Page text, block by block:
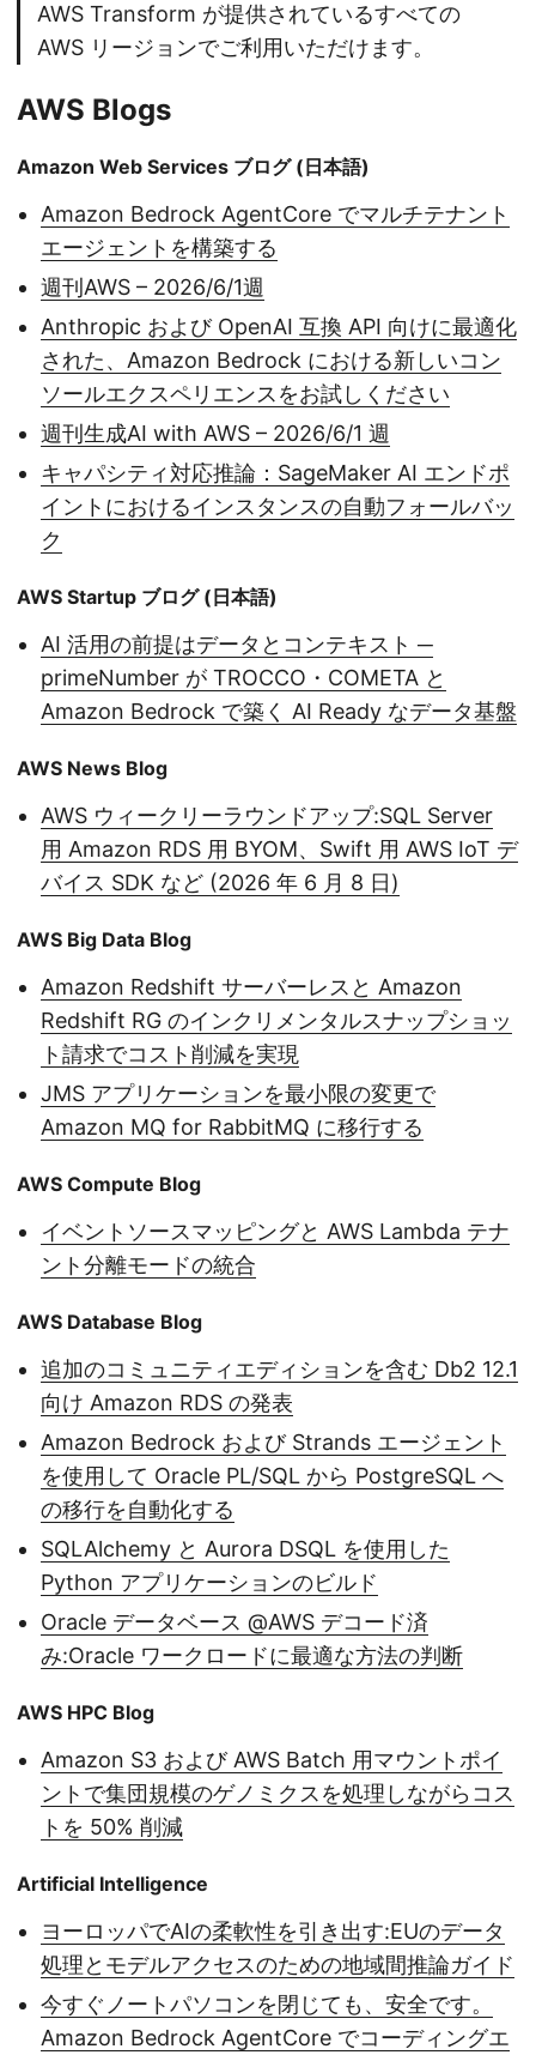
AWS Transform が提供されているすべての
AWS リージョンでご利用いただけます。
AWS Blogs
Amazon Web Services ブログ (日本語)
Amazon Bedrock AgentCore でマルチテナント
エージェントを構築する
週刊AWS – 2026/6/1週
Anthropic および OpenAI 互換 API 向けに最適化
された、Amazon Bedrock における新しいコン
ソールエクスペリエンスをお試しください
週刊生成AI with AWS – 2026/6/1 週
キャパシティ対応推論：SageMaker AI エンドポ
イントにおけるインスタンスの自動フォールバッ
ク
AWS Startup ブログ (日本語)
AI 活用の前提はデータとコンテキスト ─
primeNumber が TROCCO・COMETA と
Amazon Bedrock で築く AI Ready なデータ基盤
AWS News Blog
AWS ウィークリーラウンドアップ:SQL Server
用 Amazon RDS 用 BYOM、Swift 用 AWS IoT デ
バイス SDK など (2026 年 6 月 8 日)
AWS Big Data Blog
Amazon Redshift サーバーレスと Amazon
Redshift RG のインクリメンタルスナップショッ
ト請求でコスト削減を実現
JMS アプリケーションを最小限の変更で
Amazon MQ for RabbitMQ に移行する
AWS Compute Blog
イベントソースマッピングと AWS Lambda テナ
ント分離モードの統合
AWS Database Blog
追加のコミュニティエディションを含む Db2 12.1
向け Amazon RDS の発表
Amazon Bedrock および Strands エージェント
を使用して Oracle PL/SQL から PostgreSQL へ
の移行を自動化する
SQLAlchemy と Aurora DSQL を使用した
Python アプリケーションのビルド
Oracle データベース @AWS デコード済
み:Oracle ワークロードに最適な方法の判断
AWS HPC Blog
Amazon S3 および AWS Batch 用マウントポイ
ントで集団規模のゲノミクスを処理しながらコス
トを 50% 削減
Artificial Intelligence
ヨーロッパでAIの柔軟性を引き出す:EUのデータ
処理とモデルアクセスのための地域間推論ガイド
今すぐノートパソコンを閉じても、安全です。
Amazon Bedrock AgentCore でコーディングエ